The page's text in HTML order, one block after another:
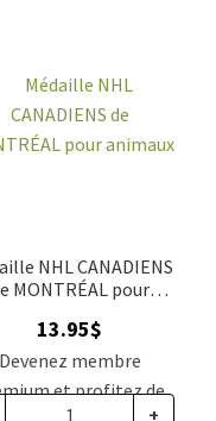
NHL CANADIENS
MONTRÉAL pour
13.95$
Devenez membre
et profitez de
+